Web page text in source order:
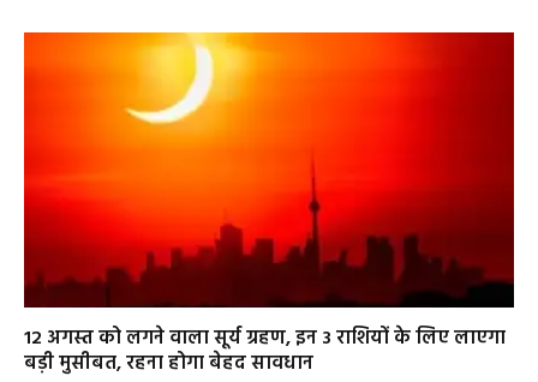
12 अगस्त को लगने वाला सूर्य ग्रहण, इन 3 राशियों के लिए लाएगा
बड़ी मुसीबत, रहना होगा बेहद सावधान